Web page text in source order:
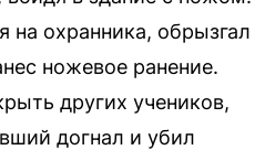
на охранника, обрызгал
ножевое ранение.
других учеников,
догнал и убил